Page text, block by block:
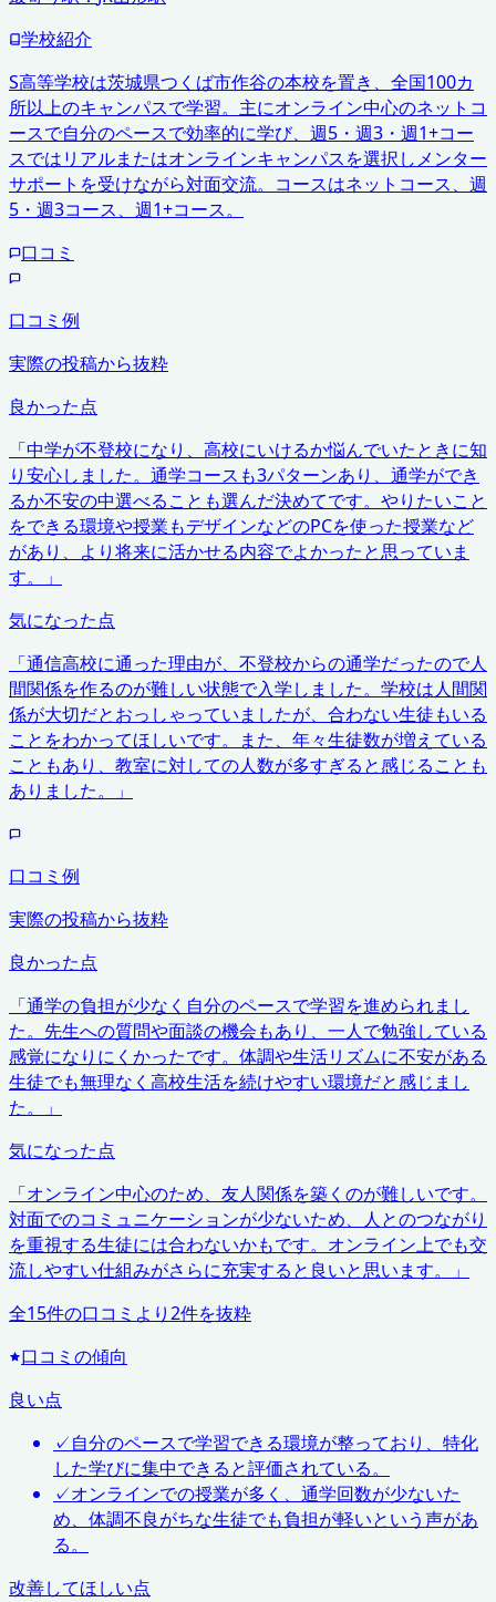
学校紹介
S高等学校は茨城県つくば市作谷の本校を置き、全国100カ
所以上のキャンパスで学習。主にオンライン中心のネットコ
ースで自分のペースで効率的に学び、週5・週3・週1+コー
スではリアルまたはオンラインキャンパスを選択しメンター
サポートを受けながら対面交流。コースはネットコース、週
5・週3コース、週1+コース。
口コミ
口コミ例
実際の投稿から抜粋
良かった点
「中学が不登校になり、高校にいけるか悩んでいたときに知
り安心しました。通学コースも3パターンあり、通学ができ
るか不安の中選べることも選んだ決めてです。やりたいこと
をできる環境や授業もデザインなどのPCを使った授業など
があり、より将来に活かせる内容でよかったと思っていま
す。
」
気になった点
「通信高校に通った理由が、不登校からの通学だったので人
間関係を作るのが難しい状態で入学しました。学校は人間関
係が大切だとおっしゃっていましたが、合わない生徒もいる
ことをわかってほしいです。また、年々生徒数が増えている
こともあり、教室に対しての人数が多すぎると感じることも
ありました。
」
口コミ例
実際の投稿から抜粋
良かった点
「通学の負担が少なく自分のペースで学習を進められまし
た。先生への質問や面談の機会もあり、一人で勉強している
感覚になりにくかったです。体調や生活リズムに不安がある
生徒でも無理なく高校生活を続けやすい環境だと感じまし
た。
」
気になった点
「オンライン中心のため、友人関係を築くのが難しいです。
対面でのコミュニケーションが少ないため、人とのつながり
を重視する生徒には合わないかもです。オンライン上でも交
流しやすい仕組みがさらに充実すると良いと思います。
」
全15件の口コミより2件を抜粋
口コミの傾向
良い点
✓自分のペースで学習できる環境が整っており、特化
した学びに集中できると評価されている。
✓オンラインでの授業が多く、通学回数が少ないた
め、体調不良がちな生徒でも負担が軽いという声があ
る。
改善してほしい点